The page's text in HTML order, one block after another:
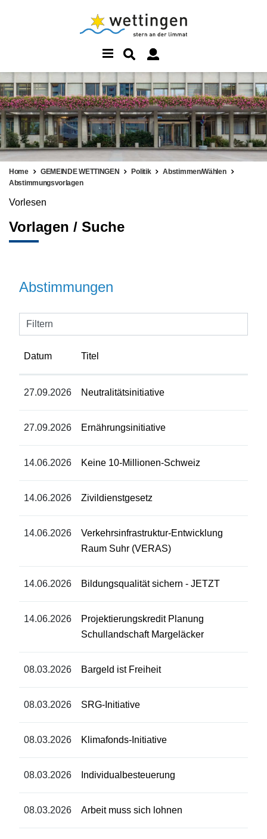
Home GEMEINDE WETTINGEN Politik
Abstimmen/Wählen
Abstimmungsvorlagen
Vorlesen
Vorlagen / Suche
Abstimmungen
Filtern
Datum Titel
27.09.2026 Neutralitätsinitiative
27.09.2026 Ernährungsinitiative
14.06.2026 Keine 10-Millionen-Schweiz
14.06.2026 Zivildienstgesetz
14.06.2026
Verkehrsinfrastruktur-Entwicklung
Raum Suhr (VERAS)
14.06.2026 Bildungsqualität sichern - JETZT
14.06.2026
Projektierungskredit Planung
Schullandschaft Margeläcker
08.03.2026 Bargeld ist Freiheit
08.03.2026 SRG-Initiative
08.03.2026 Klimafonds-Initiative
08.03.2026 Individualbesteuerung
08.03.2026 Arbeit muss sich lohnen